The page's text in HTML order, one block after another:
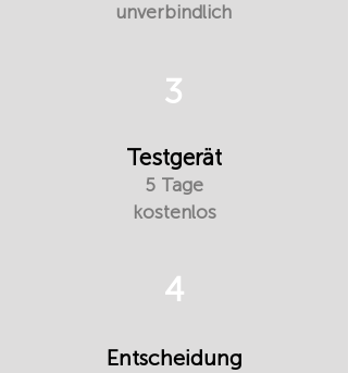
unverbindlich
3
Testgerät
5 Tage
kostenlos
4
Entscheidung